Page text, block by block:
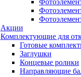
Акции
Комплектующие для
Готовые
Заглушки
Концевые ролики
Направляющие